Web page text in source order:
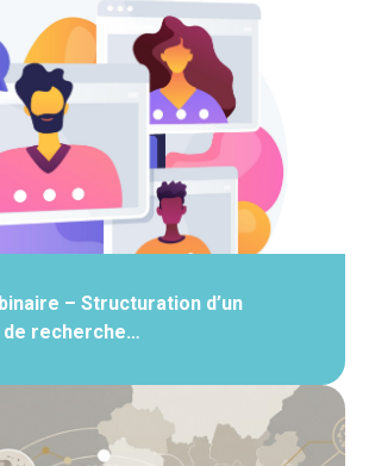
– Structuration d’un
recherche…